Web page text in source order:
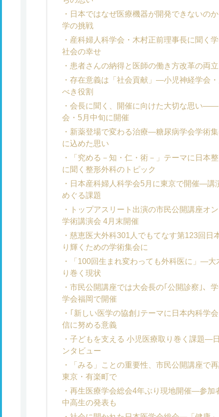
日本ではなぜ医療機器が開発できないの
学の挑戦
産科婦人科学会・木村正前理事長に聞く
社会の幸せ
患者さんの納得と医師の働き方改革の両
存在意義は「社会貢献」―小児神経学会
べき役割
会長に聞く、開催に向けた大切な思い
会・5月中旬に開催
新薬登場で変わる治療―糖尿病学会学術
に込めた思い
「究める－知・仁・術－」テーマに日本
に聞く整形外科のトピック
日本産科婦人科学会5月に東京で開催―講
めぐる課題
トップアスリート出演の市民公開講座オ
学術講演会 4月末開催
慈恵医大外科301人でもてなす第123回
り輝くための学術集会に
「100回生まれ変わっても外科医に」―
り巻く現状
市民公開講座では大会長の｢公開診察｣、
学会福岡で開催
｢新しい医学の協創｣テーマに日本内科学
信に努める意義
子どもを支える 小児医療取り巻く課題―
ンタビュー
「みる」ことの重要性、市民公開講座で
東京・有楽町で
再生医療学会総会4年ぶり現地開催―参加
中高生の発表も